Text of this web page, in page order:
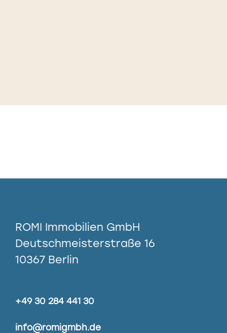
ROMI Immobilien GmbH
Deutschmeisterstraße 16
10367 Berlin
+49 30 284 441 30
info@romigmbh.de